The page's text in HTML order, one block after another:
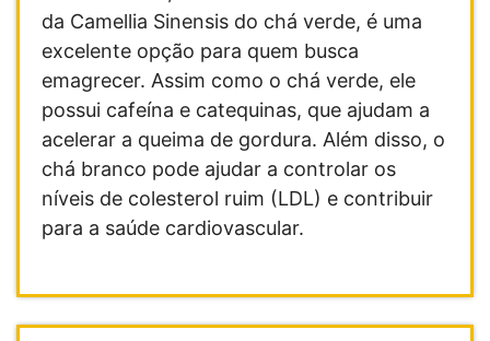
da Camellia Sinensis do chá verde, é uma
excelente opção para quem busca
emagrecer. Assim como o chá verde, ele
possui cafeína e catequinas, que ajudam a
acelerar a queima de gordura. Além disso, o
chá branco pode ajudar a controlar os
níveis de colesterol ruim (LDL) e contribuir
para a saúde cardiovascular.